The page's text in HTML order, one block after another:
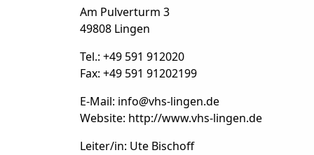
Am Pulverturm 3
49808 Lingen
Tel.: +49 591 912020
Fax: +49 591 91202199
E-Mail: info@vhs-lingen.de
Website: http://www.vhs-lingen.de
Leiter/in: Ute Bischoff